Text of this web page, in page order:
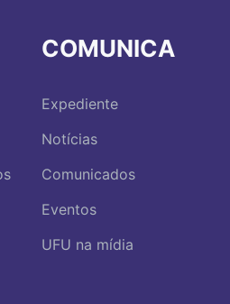
COMUNICA
Expediente
Notícias
Comunicados
Eventos
UFU na mídia